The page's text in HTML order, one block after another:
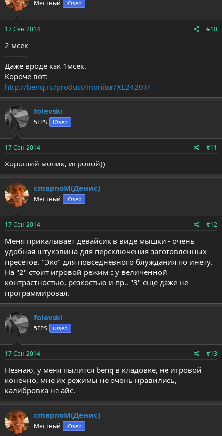
Местный Юзер
17 Сен 2014 #10
2 мсек
---------
Даже вроде как 1мсек.
Короче вот:
http://benq.ru/product/monitor/XL2420T/
folevski
5FPS Юзер
17 Сен 2014 #11
Хороший моник, игровой))
cmapnoM(Денис)
Местный Юзер
17 Сен 2014 #12
Меня прикалывает девайсик в виде мышки - очень
удобная штуковина для переключения заготовленных
пресетов. "Эко" для повседневного блуждания по инету.
На "2" стоит игровой режим с у величенной
контрастностью, резкостью и пр.. "3" ещё даже не
программировал.
folevski
5FPS Юзер
17 Сен 2014 #13
Незнаю, у меня пылится benq в кладовке, не игровой
конечно, мне их режимы не очень нравились,
калибровка не айс.
cmapnoM(Денис)
Местный Юзер